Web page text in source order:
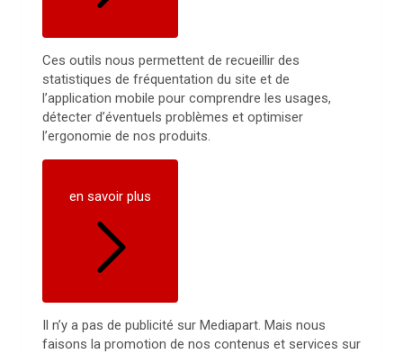
Ces outils nous permettent de recueillir des
statistiques de fréquentation du site et de
l’application mobile pour comprendre les usages,
détecter d’éventuels problèmes et optimiser
l’ergonomie de nos produits.
en savoir plus
Il n’y a pas de publicité sur Mediapart. Mais nous
faisons la promotion de nos contenus et services sur